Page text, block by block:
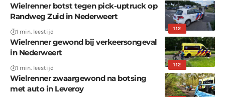
112
Wielrenner botst tegen pick-uptruck op
Randweg Zuid in Nederweert
1 min. leestijd
112
Wielrenner gewond bij verkeersongeval
in Nederweert
1 min. leestijd
Wielrenner zwaargewond na botsing
met auto in Leveroy